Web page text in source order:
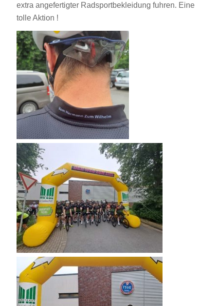
extra angefertigter Radsportbekleidung fuhren. Eine
tolle Aktion !